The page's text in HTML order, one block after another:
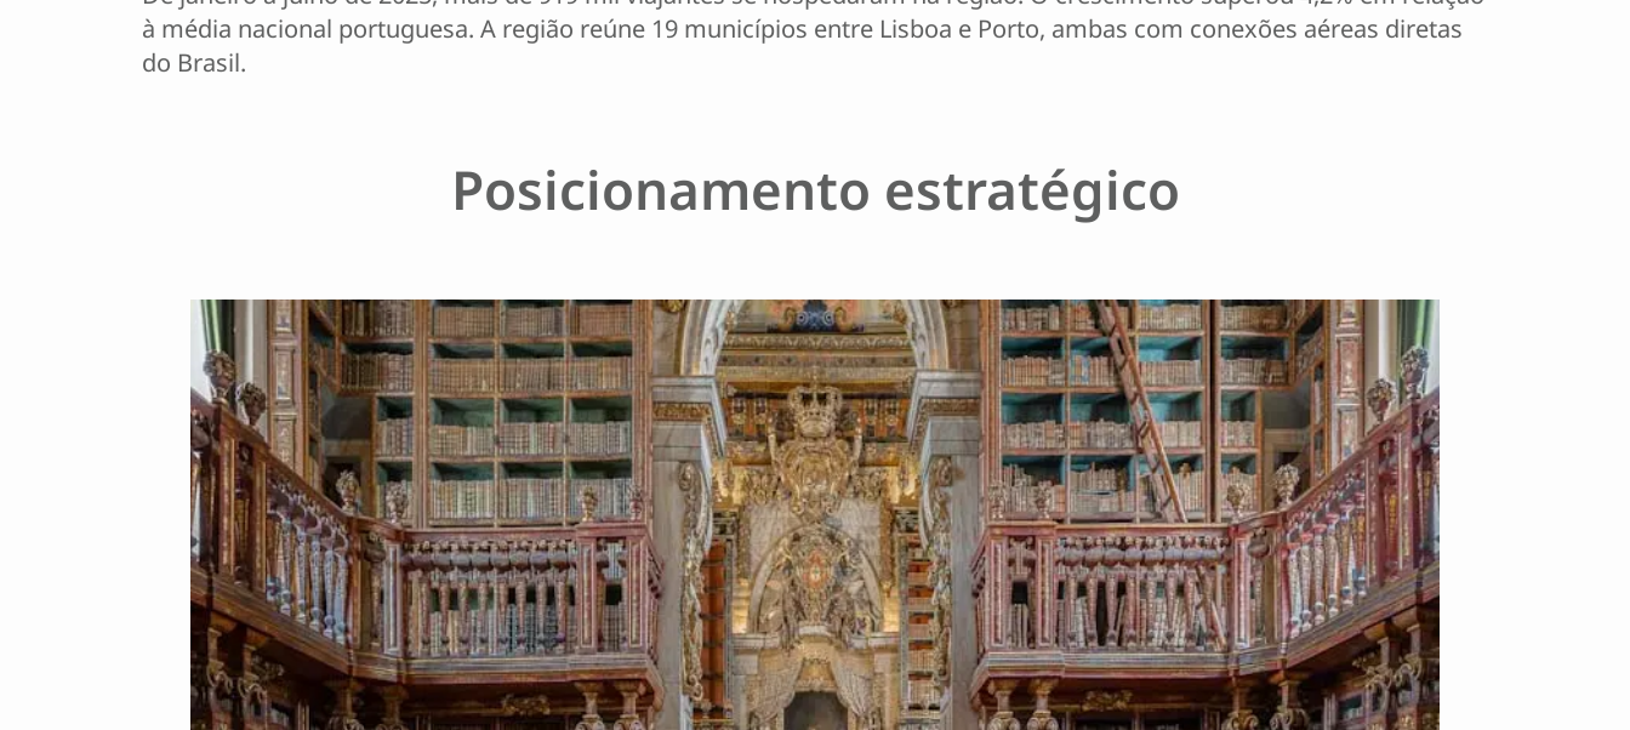
à média nacional portuguesa. A região reúne 19 municípios entre Lisboa e Porto, ambas com conexões aéreas diretas
do Brasil.
Posicionamento estratégico